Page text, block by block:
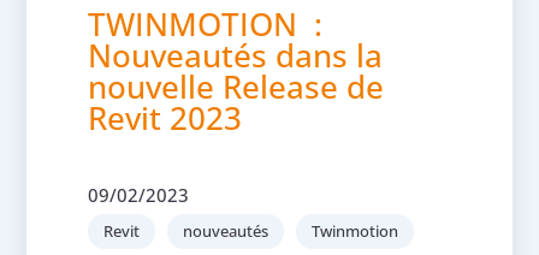
TWINMOTION :
Nouveautés dans la
nouvelle Release de
Revit 2023
09/02/2023
Revit nouveautés Twinmotion